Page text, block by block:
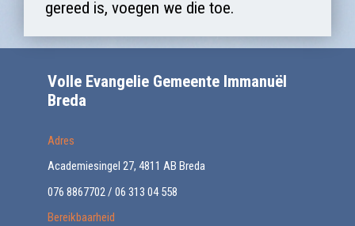
gereed is, voegen we die toe.
Volle Evangelie Gemeente Immanuël
Breda
Adres
Academiesingel 27, 4811 AB Breda
076 8867702 / 06 313 04 558
Bereikbaarheid